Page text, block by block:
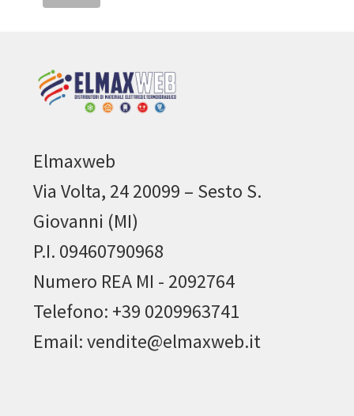
Elmaxweb
Via Volta, 24 20099 – Sesto S.
Giovanni (MI)
P.I. 09460790968
Numero REA MI - 2092764
Telefono: +39 0209963741
Email: vendite@elmaxweb.it